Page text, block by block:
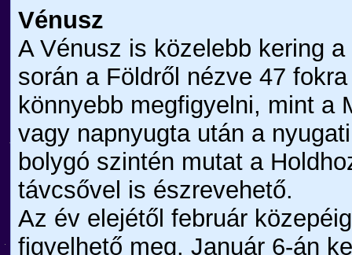
Vénusz
A Vénusz is közelebb kering
során a Földről nézve 47
könnyebb megfigyelni, mint a
vagy napnyugta után a
bolygó szintén mutat a
távcsővel is észrevehető.
Az év elejétől február
figyelhető meg. Január 6-án